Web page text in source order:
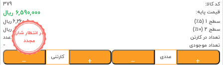
در انتظار شارژ
مجدد
کد کالا:
379
قیمت پایه:
6,590,000 ریال
سطح 1 (۵٪)
6,260,500 ریال
سطح 2 (۱۰٪)
5,931,000 ریال
تعداد در کارتن
8عدد
تعداد موجودی
-
+
عددی
−
+
کارتنی
−